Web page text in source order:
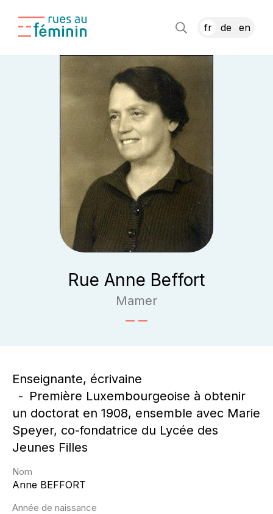
fr de en
Rue Anne Beffort
Mamer
Enseignante, écrivaine
Première Luxembourgeoise à obtenir
un doctorat en 1908, ensemble avec Marie
Speyer, co-fondatrice du Lycée des
Jeunes Filles
Nom
Anne BEFFORT
Année de naissance